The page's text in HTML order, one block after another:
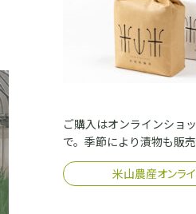
ご購入はオンラインショ
で。季節により漬物も販売
米山農産オンラ